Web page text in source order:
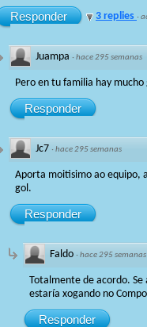
Responder 3 replies ·
Juampa ·hace 295 semanas
Pero en tu familia hay
Responder
Jc7 ·hace 295 semanas
Aporta moitisimo ao equipo,
gol.
Responder
Faldo ·hace 295 semanas
Totalmente de acordo.
estaría xogando no
Responder